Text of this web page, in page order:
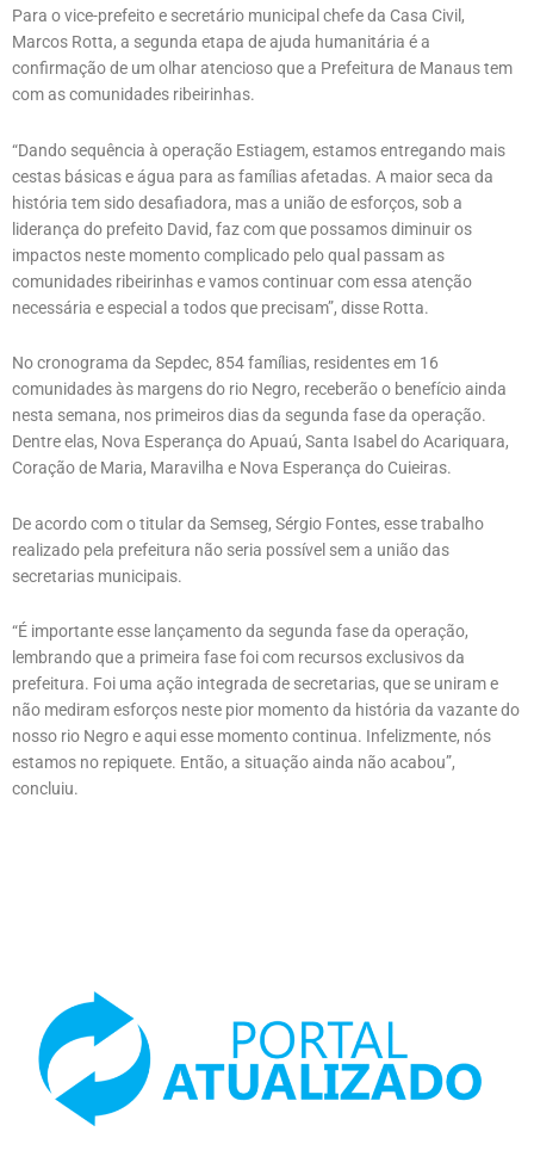
Para o vice-prefeito e secretário municipal chefe da Casa Civil,
Marcos Rotta, a segunda etapa de ajuda humanitária é a
confirmação de um olhar atencioso que a Prefeitura de Manaus tem
com as comunidades ribeirinhas.
“Dando sequência à operação Estiagem, estamos entregando mais
cestas básicas e água para as famílias afetadas. A maior seca da
história tem sido desafiadora, mas a união de esforços, sob a
liderança do prefeito David, faz com que possamos diminuir os
impactos neste momento complicado pelo qual passam as
comunidades ribeirinhas e vamos continuar com essa atenção
necessária e especial a todos que precisam”, disse Rotta.
No cronograma da Sepdec, 854 famílias, residentes em 16
comunidades às margens do rio Negro, receberão o benefício ainda
nesta semana, nos primeiros dias da segunda fase da operação.
Dentre elas, Nova Esperança do Apuaú, Santa Isabel do Acariquara,
Coração de Maria, Maravilha e Nova Esperança do Cuieiras.
De acordo com o titular da Semseg, Sérgio Fontes, esse trabalho
realizado pela prefeitura não seria possível sem a união das
secretarias municipais.
“É importante esse lançamento da segunda fase da operação,
lembrando que a primeira fase foi com recursos exclusivos da
prefeitura. Foi uma ação integrada de secretarias, que se uniram e
não mediram esforços neste pior momento da história da vazante do
nosso rio Negro e aqui esse momento continua. Infelizmente, nós
estamos no repiquete. Então, a situação ainda não acabou”,
concluiu.